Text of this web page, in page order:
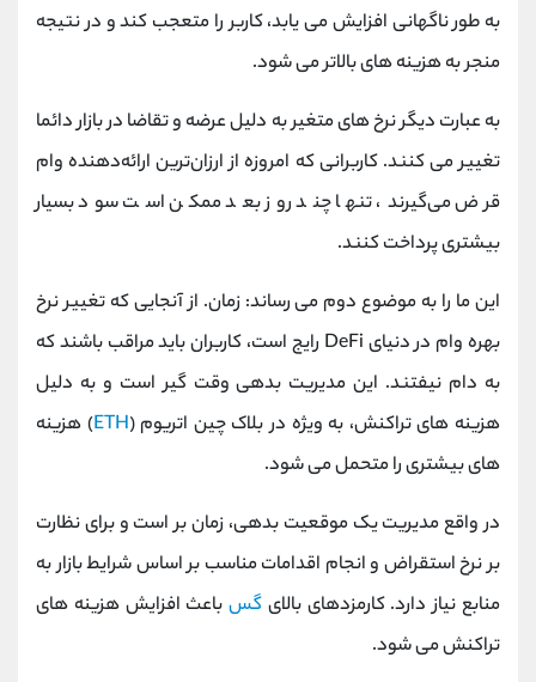
به طور ناگهانی افزایش می یابد، کاربر را متعجب کند و در نتیجه
منجر به هزینه های بالاتر می شود.
به عبارت دیگر نرخ های متغیر به دلیل عرضه و تقاضا در بازار دائما
تغییر می کنند. کاربرانی که امروزه از ارزان‌ترین ارائه‌دهنده وام
قرض می‌گیرند، تنها چند روز بعد ممکن است سود بسیار
بیشتری پرداخت کنند.
این ما را به موضوع دوم می رساند: زمان. از آنجایی که تغییر نرخ
بهره وام در دنیای DeFi رایج است، کاربران باید مراقب باشند که
به دام نیفتند. این مدیریت بدهی وقت گیر است و به دلیل
هزینه های تراکنش، به ویژه در بلاک چین اتریوم (ETH) هزینه
های بیشتری را متحمل می شود.
در واقع مدیریت یک موقعیت بدهی، زمان بر است و برای نظارت
بر نرخ استقراض و انجام اقدامات مناسب بر اساس شرایط بازار به
منابع نیاز دارد. کارمزدهای بالای گسباعث افزایش هزینه های
تراکنش می شود.